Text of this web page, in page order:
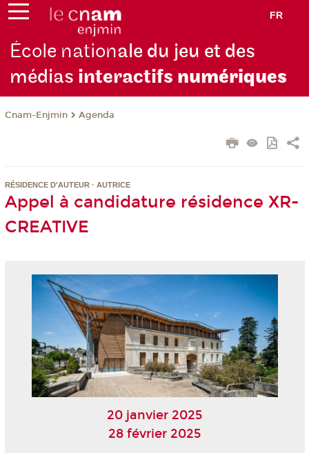
FR
École nationale du jeu et des
médias interactifs numériques
Cnam-Enjmin Agenda
RÉSIDENCE D'AUTEUR · AUTRICE
Appel à candidature résidence XR-
CREATIVE
20 janvier 2025
28 février 2025